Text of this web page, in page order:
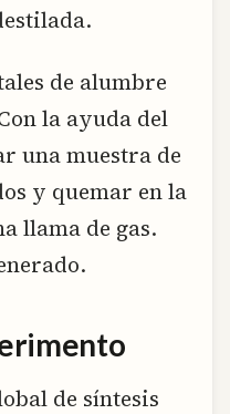
de alumbre
la ayuda del
una muestra de
y quemar en la
llama de gas.
de síntesis